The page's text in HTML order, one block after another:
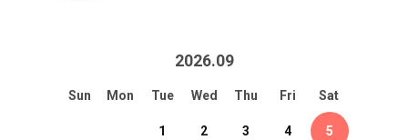
2026.09
Sun Mon Tue Wed Thu Fri Sat
1 2 3 4 5